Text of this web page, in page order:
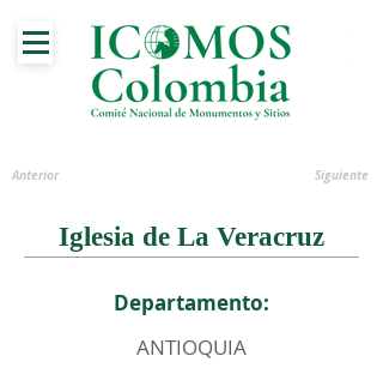
Anterior Siguiente
Iglesia de La Veracruz
Departamento:
ANTIOQUIA